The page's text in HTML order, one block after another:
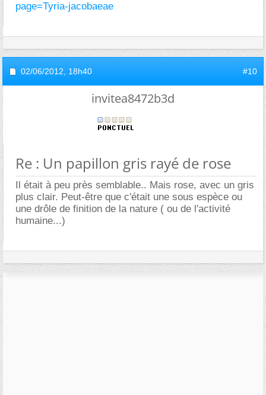
page=Tyria-jacobaeae
02/06/2012, 18h40 #10
invitea8472b3d
Re : Un papillon gris rayé de rose
Il était à peu près semblable.. Mais rose, avec un gris
plus clair. Peut-être que c'était une sous espèce ou
une drôle de finition de la nature ( ou de l'activité
humaine...)